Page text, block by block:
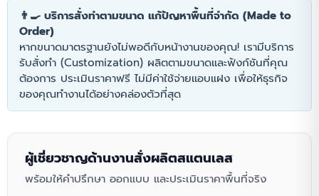
โดยรอบจากคราบสกปรกและน้ำกระเซ็น ทำให้ดูแลรักษาง่าย
พื้นผิวสแตนเลสกลับมาสวยสะอาดได้ง่ายเพียงแค่เช็ดหรือ
ล้างน้ำ
👨‍🍳 บริการสั่งทำตามขนาด แก้ปัญหาพื้นที่จำกัด (Made to
Order)
หากขนาดมาตรฐานยังไม่พอดีกับหน้างานของคุณ! เรามีบริการ
รับสั่งทำ (Customization) ผลิตตามขนาดและฟังก์ชันที่คุณ
ต้องการ ประเมินราคาฟรี ไม่มีค่าใช้จ่ายแอบแฝง เพื่อให้ธุรกิจ
ของคุณทำงานได้อย่างคล่องตัวที่สุด
ผู้เชี่ยวชาญด้านงานสั่งผลิตสแตนเลส
พร้อมให้คำปรึกษา ออกแบบ และประเมินราคาพื้นที่จริง